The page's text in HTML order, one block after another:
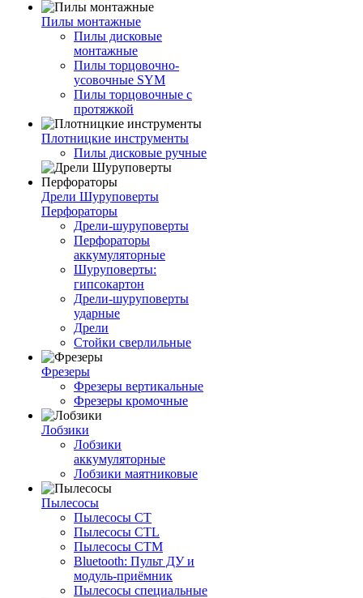
Пилы монтажные
Пилы дисковые
монтажные
Пилы торцовочно-
усовочные SYM
Пилы торцовочные с
протяжкой
Плотницкие инструменты
Пилы дисковые ручные
Дрели Шуруповерты
Перфораторы
Дрели-шуруповерты
Перфораторы
аккумуляторные
Шуруповерты:
гипсокартон
Дрели-шуруповерты
ударные
Дрели
Стойки сверлильные
Фрезеры
Фрезеры вертикальные
Фрезеры кромочные
Лобзики
Лобзики
аккумуляторные
Лобзики маятниковые
Пылесосы
Пылесосы CT
Пылесосы CTL
Пылесосы CTM
Bluetooth: Пульт ДУ и
модуль-приёмник
Пылесосы специальные